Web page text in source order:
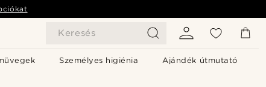
Keresés
Személyes higiénia Ajándék útmutató